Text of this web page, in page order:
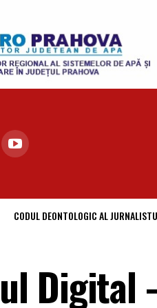
CODUL DEONTOLOGIC AL
Digital